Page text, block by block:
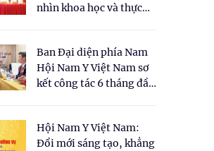
nhìn khoa học và thực
cho Luật Y dược cổ
truyền Việt Nam"
Ban Đại diện phía Nam
Hội Nam Y Việt Nam sơ
kết công tác 6 tháng đầu
Hội Nam Y Việt Nam:
Đổi mới sáng tạo, khẳng